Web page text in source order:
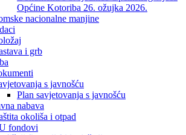
Općine Kotoriba 26. ožujka 2026.
nacionalne manjine
i grb
s javnošću
Plan savjetovanja s javnošću
nabava
okoliša i otpad
fondovi